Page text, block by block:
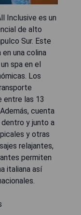
Inclusive es un
de alto
Sur. Este
una colina
spa en el
Los
entre las 13
cuenta
dentro y junto a
y otras
relajantes,
permiten
italiana así